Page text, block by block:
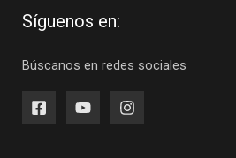
Síguenos en:
Búscanos en redes sociales